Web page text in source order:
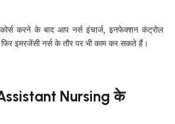
करने के बाद आप नर्स इंचार्ज, इनफेक्शन कंट्रोल
फिर इमरजेंसी नर्स के तौर पर भी काम कर सकते हैं।
Nursing के